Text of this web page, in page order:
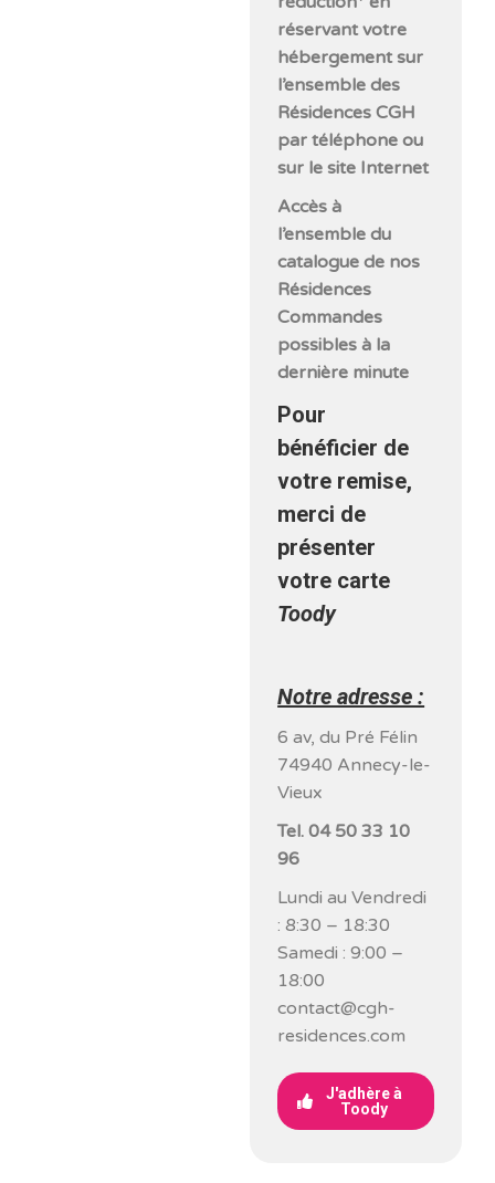
réservant votre
hébergement sur
l’ensemble des
Résidences CGH
par téléphone ou
sur le site Internet
Accès à
l’ensemble du
catalogue de nos
Résidences
Commandes
possibles à la
dernière minute
Pour
bénéficier de
votre remise,
merci de
présenter
votre carte
Toody
Notre adresse :
6 av, du Pré Félin
74940 Annecy-le-
Vieux
Tel. 04 50 33 10
96
Lundi au Vendredi
: 8:30 – 18:30
Samedi : 9:00 –
18:00
contact@cgh-
residences.com
J'adhère à
Toody